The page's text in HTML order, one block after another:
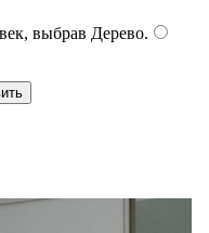
выбрав Дерево.